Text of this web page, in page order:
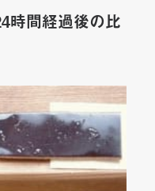
時間経過後の比